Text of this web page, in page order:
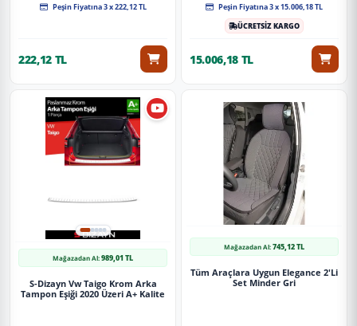
Peşin Fiyatına 3 x 222,12 TL
222,12 TL
Peşin Fiyatına 3 x 15.006,18 TL
ÜCRETSİZ KARGO
15.006,18 TL
Mağazadan Al:989,01 TL
S-Dizayn Vw Taigo Krom Arka
Tampon Eşiği 2020 Üzeri A+ Kalite
Mağazadan Al:745,12 TL
Tüm Araçlara Uygun Elegance 2'Li
Set Minder Gri